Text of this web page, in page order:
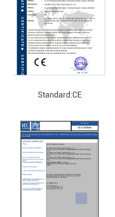
Standard:CE